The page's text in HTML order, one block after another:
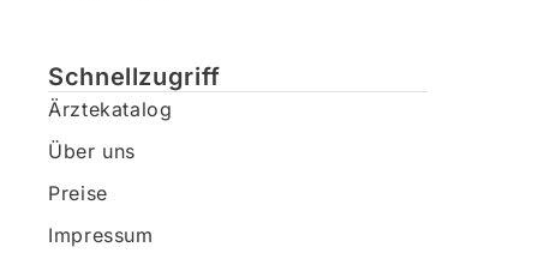
Schnellzugriff
Ärztekatalog
Über uns
Preise
Impressum